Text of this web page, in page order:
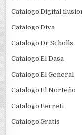
Catalogo Digital
Catalogo Diva
Catalogo Dr Scholls
Catalogo El Dasa
Catalogo El General
Catalogo El Norteño
Catalogo Ferreti
Catalogo Gratis